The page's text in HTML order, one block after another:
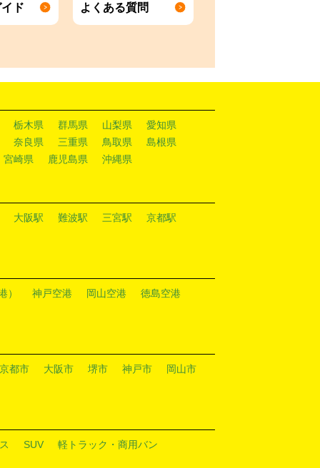
ド よくある質問
栃木県 群馬県 山梨県
愛知県
奈良県
三重県 鳥取県
島根県
宮崎県
鹿児島県 沖縄県
大阪駅 難波駅 三宮駅 京都駅
） 神戸空港 岡山空港 徳島空港
京都市 大阪市 堺市 神戸市 岡山市
SUV 軽トラック・商用バン